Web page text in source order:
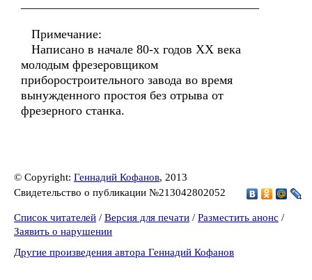
Примечание:
Написано в начале 80-х годов XX века
молодым фрезеровщиком
приборостроительного завода во время
вынужденного простоя без отрыва от
фрезерного станка.
© Copyright: Геннадий Кофанов, 2013
Свидетельство о публикации №213042802052
Список читателей / Версия для печати / Разместить анонс /
Заявить о нарушении
Другие произведения автора Геннадий Кофанов